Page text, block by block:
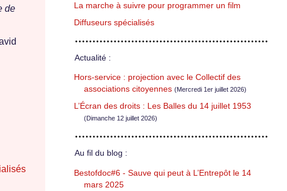
de
La marche à suivre pour programmer un film
Diffuseurs spécialisés
Actualité :
Hors-service : projection avec le Collectif des
associations citoyennes (Mercredi 1er juillet 2026)
L’Écran des droits : Les Balles du 14 juillet 1953
(Dimanche 12 juillet 2026)
Au fil du blog :
Bestofdoc#6 - Sauve qui peut à L’Entrepôt le 14
mars 2025